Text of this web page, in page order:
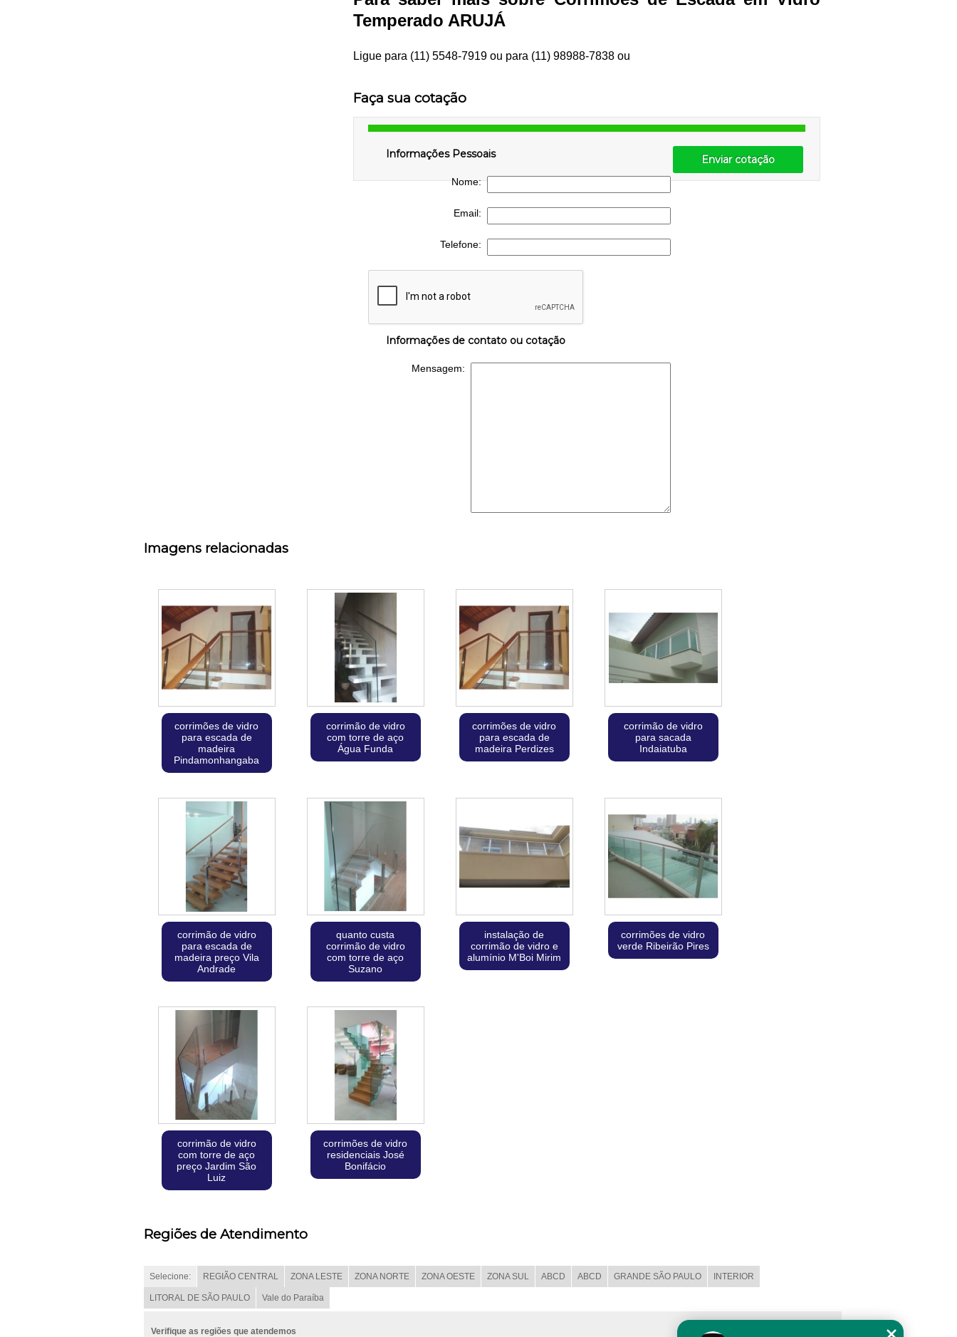
Temperado ARUJÁ
Ligue para (11) 5548-7919ou para (11) 98988-7838ou
Faça sua cotação
Informações Pessoais
Nome:
Email:
Telefone:
Informações de contato ou cotação
Mensagem:
Enviar cotação
Imagens relacionadas
corrimões de vidro
para escada de
madeira
Pindamonhangaba
corrimão de vidro
com torre de aço
Água Funda
corrimões de vidro
para escada de
madeira Perdizes
corrimão de vidro
para sacada
Indaiatuba
corrimão de vidro
para escada de
madeira preço Vila
Andrade
quanto custa
corrimão de vidro
com torre de aço
Suzano
instalação de
corrimão de vidro e
alumínio M'Boi Mirim
corrimões de vidro
verde Ribeirão Pires
corrimão de vidro
com torre de aço
preço Jardim São
Luiz
corrimões de vidro
residenciais José
Bonifácio
Regiões de Atendimento
Selecione: REGIÃO CENTRAL ZONA LESTE ZONA NORTE ZONA OESTE ZONA SUL ABCD ABCD GRANDE SÃO PAULO INTERIOR
LITORAL DE SÃO PAULO Vale do Paraíba
Verifique as regiões que atendemos